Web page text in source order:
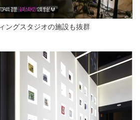
ングスタジオの施設も抜群